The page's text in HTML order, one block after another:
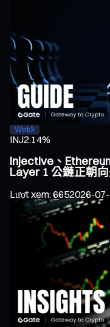
Web3
INJ2.14%
Injective、
Layer 1 公鏈正朝
Lượt xem:6652026-